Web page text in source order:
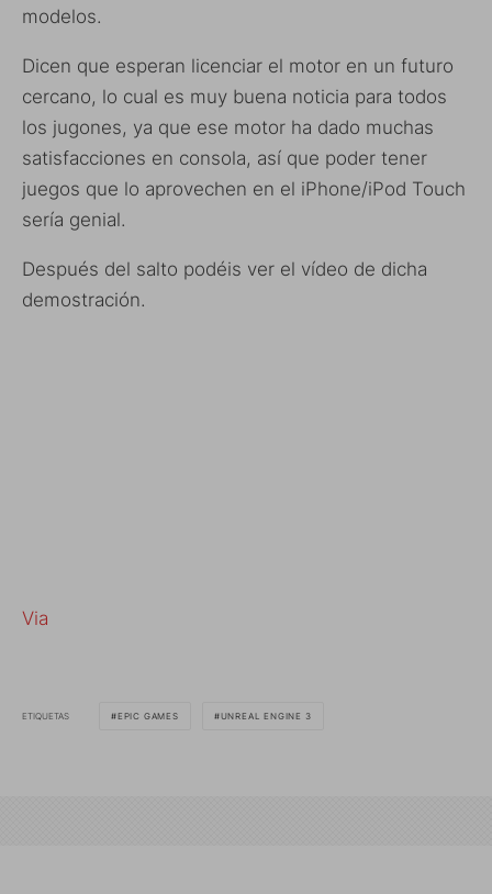
modelos.
Dicen que esperan licenciar el motor en un futuro
cercano, lo cual es muy buena noticia para todos
los jugones, ya que ese motor ha dado muchas
satisfacciones en consola, así que poder tener
juegos que lo aprovechen en el iPhone/iPod Touch
sería genial.
Después del salto podéis ver el vídeo de dicha
demostración.
Via
ETIQUETAS EPIC GAMES UNREAL ENGINE 3